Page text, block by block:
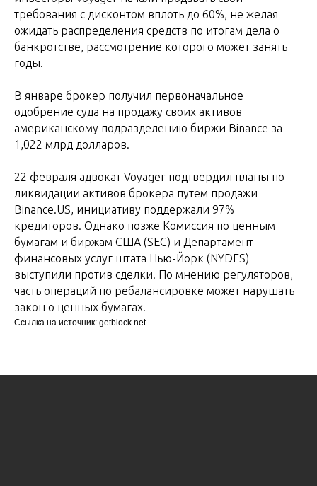
требования с дисконтом вплоть до 60%, не желая
ожидать распределения средств по итогам дела о
банкротстве, рассмотрение которого может занять
годы.
В январе брокер получил первоначальное
одобрение суда на продажу своих активов
американскому подразделению биржи Binance за
1,022 млрд долларов.
22 февраля адвокат Voyager подтвердил планы по
ликвидации активов брокера путем продажи
Binance.US, инициативу поддержали 97%
кредиторов. Однако позже Комиссия по ценным
бумагам и биржам США (SEC) и Департамент
финансовых услуг штата Нью-Йорк (NYDFS)
выступили против сделки. По мнению регуляторов,
часть операций по ребалансировке может нарушать
закон о ценных бумагах.
Ссылка на источник: getblock.net